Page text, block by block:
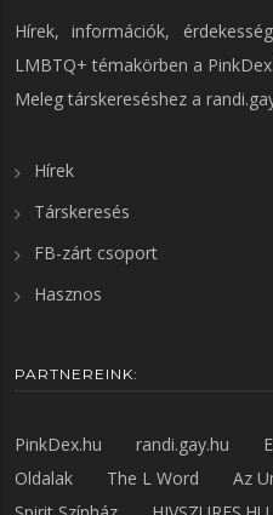
Hírek, információk,
LMBTQ+ témakörben a
Meleg társkereséshez a
Hírek
Társkeresés
FB-zárt csoport
Hasznos
PARTNEREINK:
PinkDex.hu randi.gay.hu
Oldalak
The L Word Az